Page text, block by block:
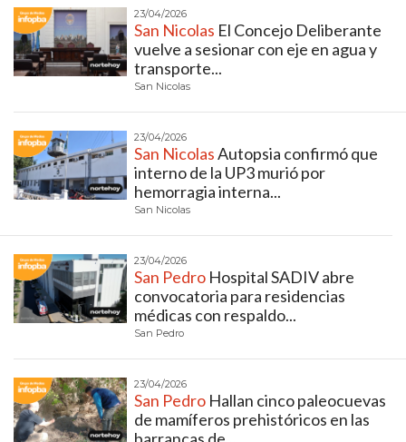
HOY
HORA
CLAVE
ROJAS
VIRTUAL
NOTICIAS
NOTICIAS
DE
SALTO
CAMPANA
NOTICIAS
23/04/2026
San Nicolas El Concejo Deliberante
vuelve a sesionar con eje en agua y
transporte...
San Nicolas
23/04/2026
San NicolasAutopsia confirmó que
interno de la UP3 murió por
hemorragia interna...
San Nicolas
23/04/2026
San Pedro Hospital SADIV abre
convocatoria para residencias
médicas con respaldo...
San Pedro
23/04/2026
San Pedro Hallan cinco paleocuevas
de mamíferos prehistóricos en las